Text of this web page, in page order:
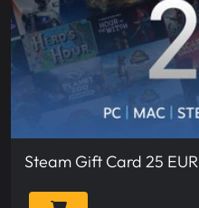
Steam Gift Card 25 EUR